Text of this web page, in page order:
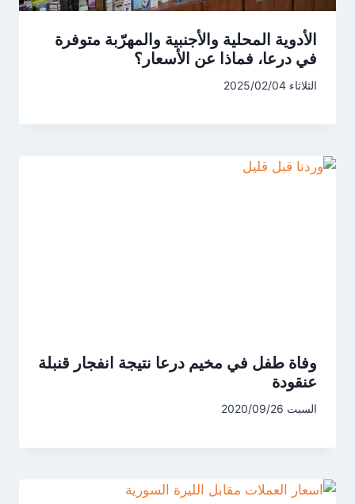
الأدوية المحلية والأجنبية والمهرّبة متوفرة
في درعا، فماذا عن الأسعار؟
الثلاثاء 2025/02/04
وفاة طفل في مخيم درعا نتيجة انفجار قنبلة
عنقودة
السبت 2020/09/26